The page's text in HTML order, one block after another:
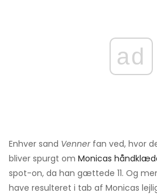
ad
Enhver sand Vennerfan ved, hvor
bliver spurgt om Monicas
spot-on, da han gættede 11. Og
have resulteret i tab af Monicas